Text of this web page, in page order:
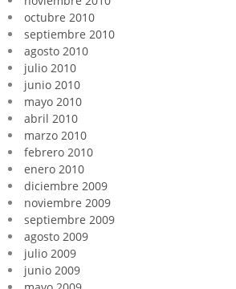
octubre 2010
septiembre 2010
agosto 2010
julio 2010
junio 2010
mayo 2010
abril 2010
marzo 2010
febrero 2010
enero 2010
diciembre 2009
noviembre 2009
septiembre 2009
agosto 2009
julio 2009
junio 2009